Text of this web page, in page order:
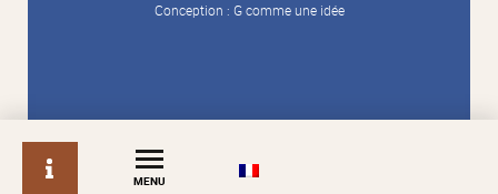
info
MENU
Conception : G comme une idée